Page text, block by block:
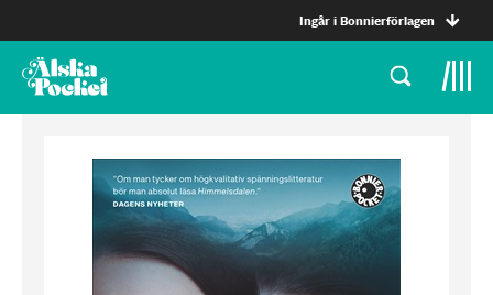
Ingår i Bonnierförlagen